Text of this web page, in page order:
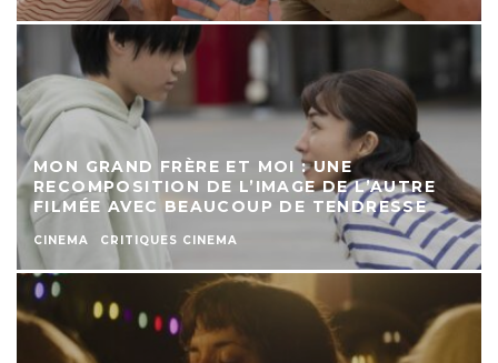
MON GRAND FRÈRE ET MOI : UNE
RECOMPOSITION DE L’IMAGE DE L’AUTRE
FILMÉE AVEC BEAUCOUP DE TENDRESSE
CINEMA CRITIQUES CINEMA